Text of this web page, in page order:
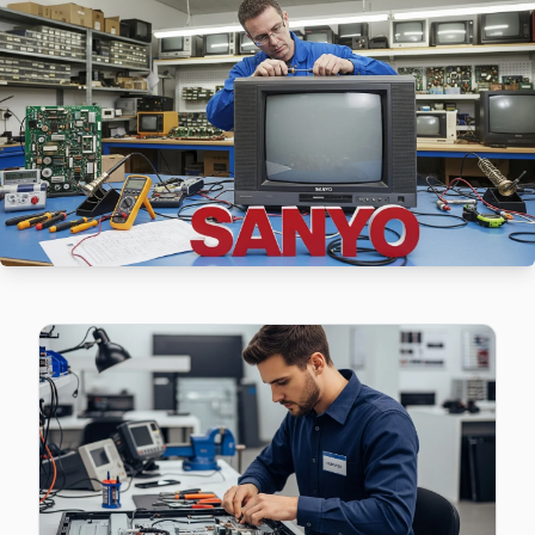
Çırçır'de Sanyo TV ekran değişimi gerekebilir mi? Eyüp
Çırçır Sanyo Açılmıyor Arıza →
Defterdar Sanyo Servis
Defterdar'de Sanyo TV güç kartı kondansatör şişmesi en
Defterdar Sanyo Açılmıyor Arıza →
Düğmeciler Sanyo Servis
Düğmeciler'deki Sanyo TV kullanıcılarına ikinci el cihaz
Esentepe Sanyo Servis
Esentepe'de Sanyo TV ses ama görüntü yok sorununu
Esentepe Sanyo Açılmıyor Arıza →
Güzeltepe Sanyo Servis
Güzeltepe'de Sanyo TV güç kartı kondansatör şişmesi en